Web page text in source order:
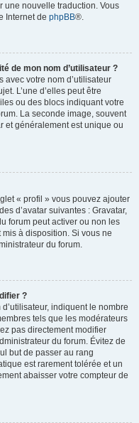
une nouvelle traduction. Vous
Internet de phpBB®.
de mon nom d’utilisateur ?
avec votre nom d’utilisateur
L’une d’elles peut être
ou des blocs indiquant votre
La seconde image, souvent
et généralement est unique ou
« profil » vous pouvez ajouter
d’avatar suivantes : Gravatar,
forum peut activer ou non les
à disposition. Si vous ne
du forum.
?
indiquent le nombre
tels que les modérateurs
pas directement modifier
du forum. Évitez de
but de passer au rang
est rarement tolérée et un
abaisser votre compteur de